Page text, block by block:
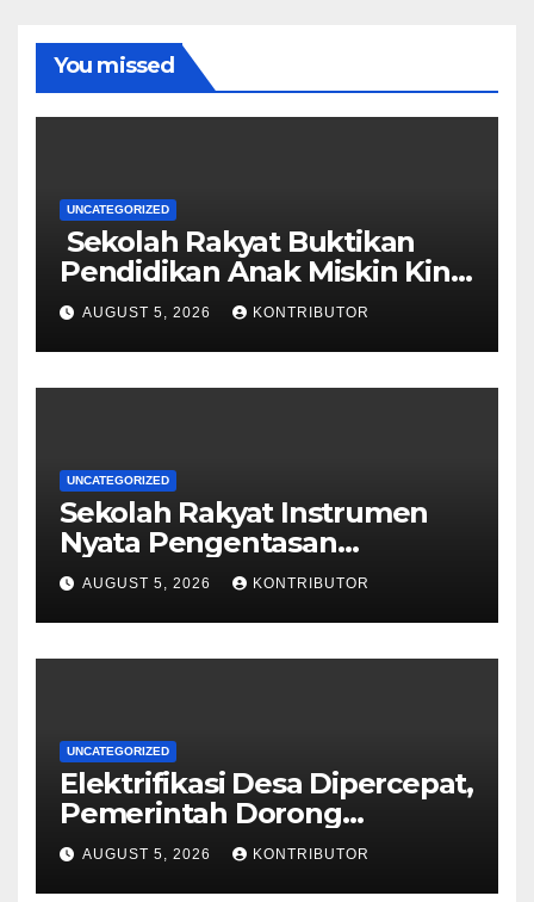
You missed
UNCATEGORIZED
Sekolah Rakyat Buktikan
Pendidikan Anak Miskin Kini
Menjadi Prioritas Negara
AUGUST 5, 2026 KONTRIBUTOR
UNCATEGORIZED
Sekolah Rakyat Instrumen
Nyata Pengentasan
Kemiskinan Antargenerasi
AUGUST 5, 2026 KONTRIBUTOR
UNCATEGORIZED
Elektrifikasi Desa Dipercepat,
Pemerintah Dorong
Ketahanan Energi dan
Kesejahteraan Masyarakat
AUGUST 5, 2026 KONTRIBUTOR